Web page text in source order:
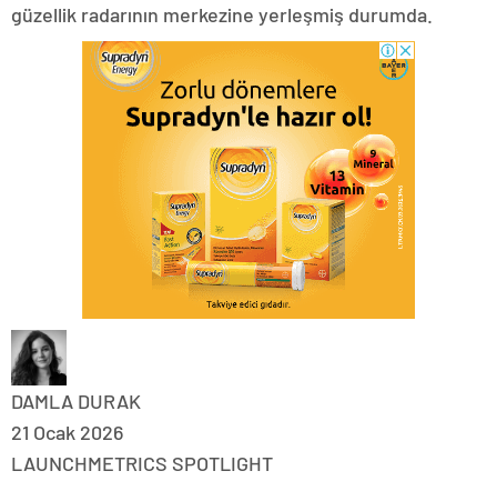
güzellik radarının merkezine yerleşmiş durumda.
DAMLA DURAK
21 Ocak 2026
LAUNCHMETRICS SPOTLIGHT